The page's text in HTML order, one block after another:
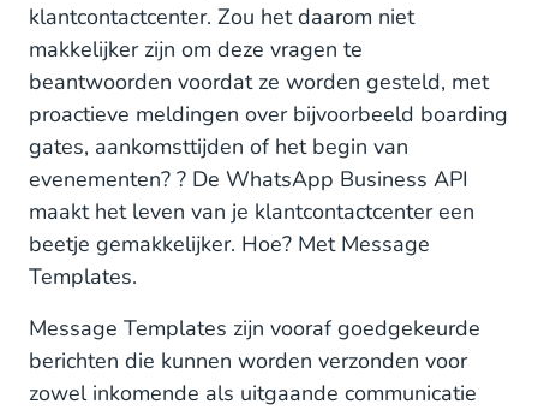
klantcontactcenter. Zou het daarom niet
makkelijker zijn om deze vragen te
beantwoorden voordat ze worden gesteld, met
proactieve meldingen over bijvoorbeeld boarding
gates, aankomsttijden of het begin van
evenementen? ? De WhatsApp Business API
maakt het leven van je klantcontactcenter een
beetje gemakkelijker. Hoe? Met Message
Templates.
Message Templates zijn vooraf goedgekeurde
berichten die kunnen worden verzonden voor
zowel inkomende als uitgaande communicatie